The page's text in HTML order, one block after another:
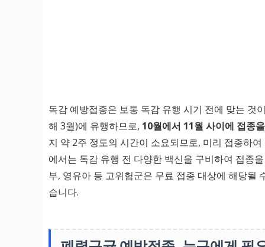
독감 예방접종은 보통 독감 유행 시기 전에 맞는 것
해 3월)에 유행하므로, 10월에서 11월 사이에 접종
지 약 2주 정도의 시간이 소요되므로, 미리 접종하
에서는 독감 유행 전 다양한 백신을 구비하여 접종
부, 영유아 등 고위험군은 무료 접종 대상에 해당될
습니다.